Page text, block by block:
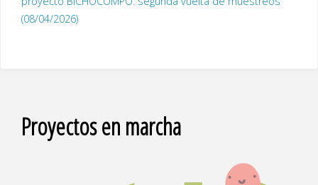
(08/04/2026)
Proyectos en marcha